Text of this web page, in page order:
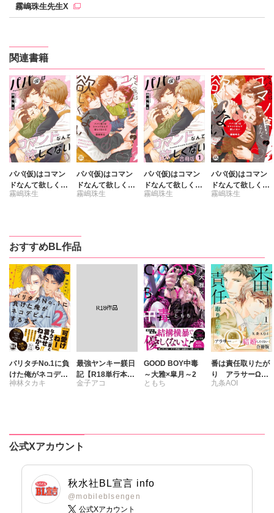
霧嶋珠生先生X
関連書籍
パパ(仮)はコマン
ドなんて欲しくな
い
霧嶋珠生
パパ(仮)はコマン
ドなんて欲しくな
い【単行本版】2
霧嶋珠生
パパ(仮)はコマン
ドなんて欲しくな
い【合冊版】
霧嶋珠生
パパ(仮)はコマン
ドなんて欲しくな
い【単行本版】1
霧嶋珠生
おすすめBL作品
バリタチNo.1に負
けた俺がネコデビ
ューするまで【単
神林タカキ
最強ヤンキー躾日
記【R18単行本
版】
金子アコ
GOOD BOY中毒
～大雅×皐月～2
ともち
番は責任取りたが
り アラサーΩは
結婚したくない
九条AOI
公式Xアカウント
秋水社BL宣言 info
@mobileblsengen
公式Xアカウント